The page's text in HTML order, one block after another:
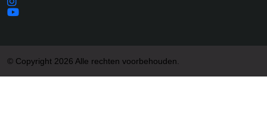
© Copyright 2026 Alle rechten voorbehouden.